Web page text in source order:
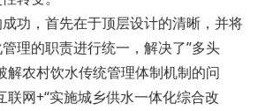
，首先在于顶层设计的清晰，并将
理的职责进行统一，解决了”多头
解农村饮水传统管理体制机制的问
联网+“实施城乡供水一体化综合改